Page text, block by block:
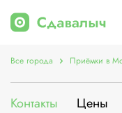
Все города Приёмки в
Контакты Цены